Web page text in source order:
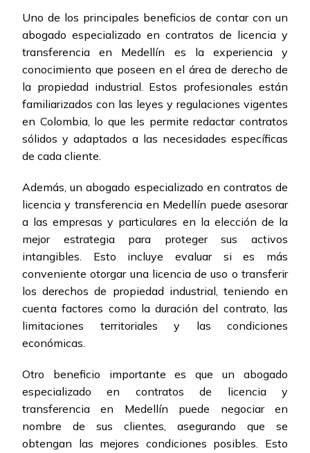
Uno de los principales beneficios de contar con un
abogado especializado en contratos de licencia y
transferencia en Medellín es la experiencia y
conocimiento que poseen en el área de derecho de
la propiedad industrial. Estos profesionales están
familiarizados con las leyes y regulaciones vigentes
en Colombia, lo que les permite redactar contratos
sólidos y adaptados a las necesidades específicas
de cada cliente.
Además, un abogado especializado en contratos de
licencia y transferencia en Medellín puede asesorar
a las empresas y particulares en la elección de la
mejor estrategia para proteger sus activos
intangibles. Esto incluye evaluar si es más
conveniente otorgar una licencia de uso o transferir
los derechos de propiedad industrial, teniendo en
cuenta factores como la duración del contrato, las
limitaciones territoriales y las condiciones
económicas.
Otro beneficio importante es que un abogado
especializado en contratos de licencia y
transferencia en Medellín puede negociar en
nombre de sus clientes, asegurando que se
obtengan las mejores condiciones posibles. Esto